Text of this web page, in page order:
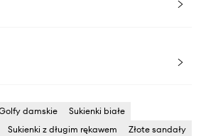
damskie
Sukienki białe
Sukienki z długim rękawem
Złote sandały